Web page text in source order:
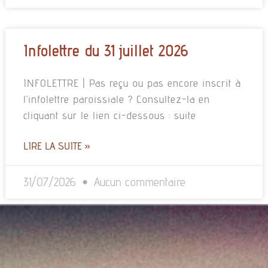
Infolettre du 31 juillet 2026
INFOLETTRE | Pas reçu ou pas encore inscrit à
l’infolettre paroissiale ? Consultez-la en
cliquant sur le lien ci-dessous : suite
LIRE LA SUITE »
31/07/2026 Aucun commentaire